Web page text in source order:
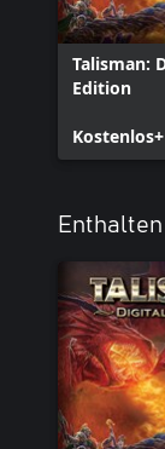
Talisman:
Edition
Kostenlos+